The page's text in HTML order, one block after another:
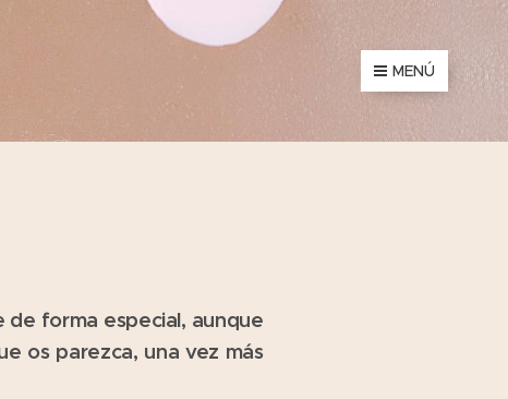
MENÚ
de forma especial, aunque
os parezca, una vez más